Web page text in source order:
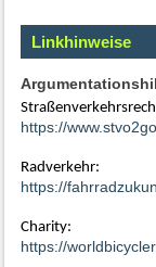
Linkhinweise
https://
Radverkehr:
https://
Charity:
https://